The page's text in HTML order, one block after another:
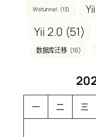
Wstunnel (13) Yii
Yii 2.0 (51)
数据库迁移 (16)
一 二 三